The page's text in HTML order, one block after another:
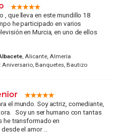
, que lleva en este mundillo 18
he participado en varios
en Murcia, en uno de ellos
, Alicante, Almería
Aniversario, Banquetes, Bautizo
el mundo. Soy actriz, comediante,
Soy un ser humano con tantas
he transformado en
el amor ...